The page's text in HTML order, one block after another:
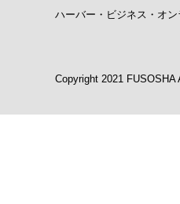
ハーバー・ビジネス・オ
Copyright 2021 FUSOSHA